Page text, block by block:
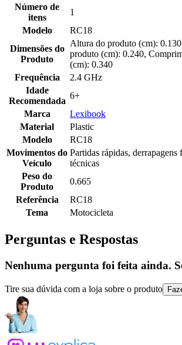
Número de
itens
1
Modelo
RC18
Dimensões do
Produto
Altura do produto (cm):
produto (cm): 0.240,
(cm): 0.340
Frequência
2.4 GHz
Idade
Recomendada
6+
Marca
Lexibook
Material
Plastic
Modelo
RC18
Movimentos do
Veículo
Partidas rápidas, derrapagens
técnicas
Peso do
Produto
0.665
Referência
RC18
Tema
Motocicleta
Perguntas e Respostas
Nenhuma pergunta foi feita ainda.
Tire sua dúvida com a loja sobre o produto